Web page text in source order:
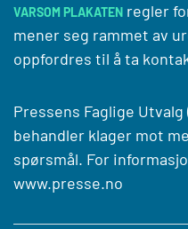
VARSOM PLAKATEN regler
mener seg rammet av
oppfordres til å ta
Pressens Faglige
behandler klager mot
spørsmål. For
www.presse.no